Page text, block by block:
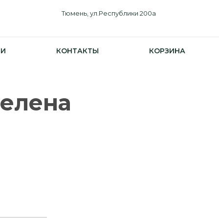
Тюмень, ул.Республики 200а
КОНТАКТЫ КОРЗИНА